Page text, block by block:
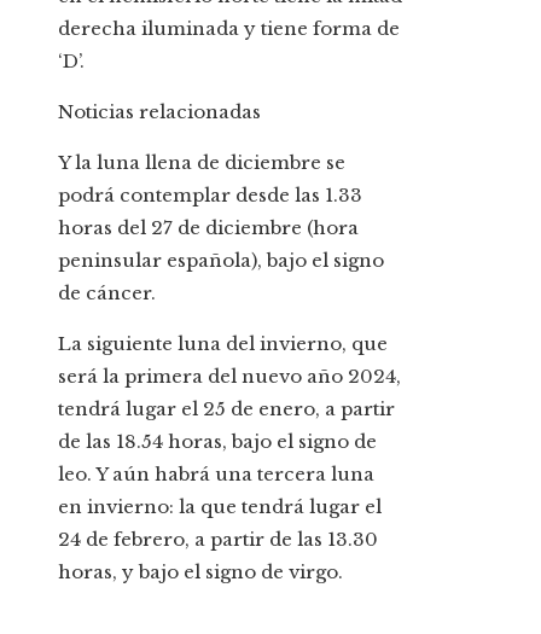
derecha iluminada y tiene forma de
‘D’.
Noticias relacionadas
Y la luna llena de diciembre se
podrá contemplar desde las 1.33
horas del 27 de diciembre (hora
peninsular española), bajo el signo
de cáncer.
La siguiente luna del invierno, que
será la primera del nuevo año 2024,
tendrá lugar el 25 de enero, a partir
de las 18.54 horas, bajo el signo de
leo. Y aún habrá una tercera luna
en invierno: la que tendrá lugar el
24 de febrero, a partir de las 13.30
horas, y bajo el signo de virgo.